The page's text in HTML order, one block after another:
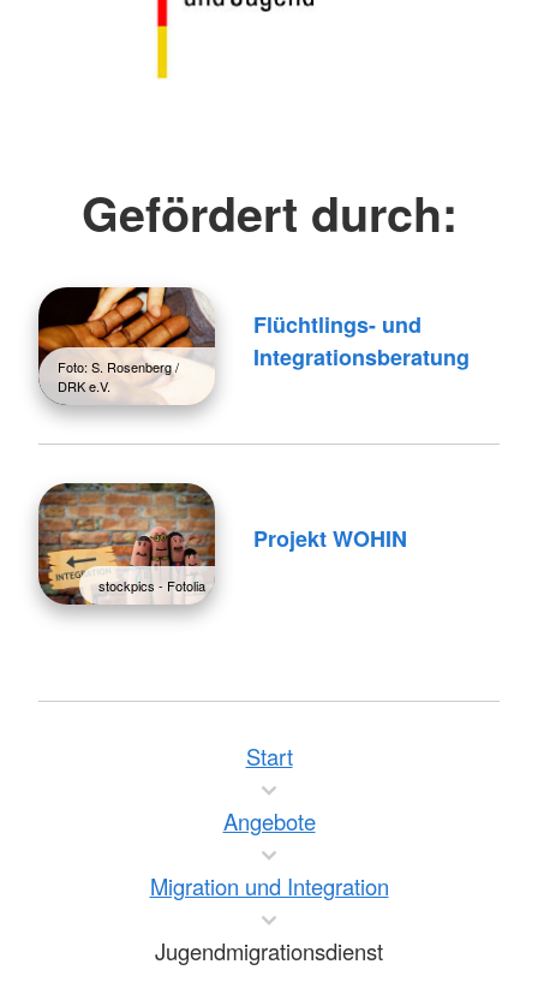
Gefördert durch:
Foto: S. Rosenberg /
DRK e.V.
Flüchtlings- und
Integrationsberatung
stockpics - Fotolia
Projekt WOHIN
Start
Angebote
Migration und Integration
Jugendmigrationsdienst